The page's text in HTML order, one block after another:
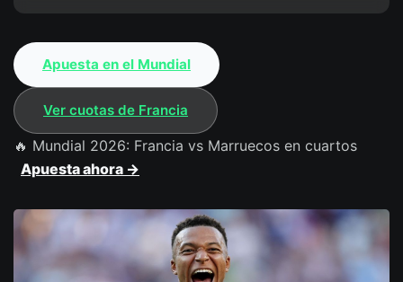
Apuesta en el Mundial
Ver cuotas de Francia
🔥 Mundial 2026: Francia vs Marruecos en cuartos
Apuesta ahora →